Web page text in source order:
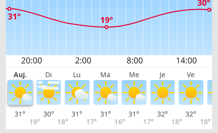
Auj. Di Lu Ma Me Je Ve
31°
19°
30°
18°
31°
17°
31°
16°
31°
17°
32°
18°
32°
18°